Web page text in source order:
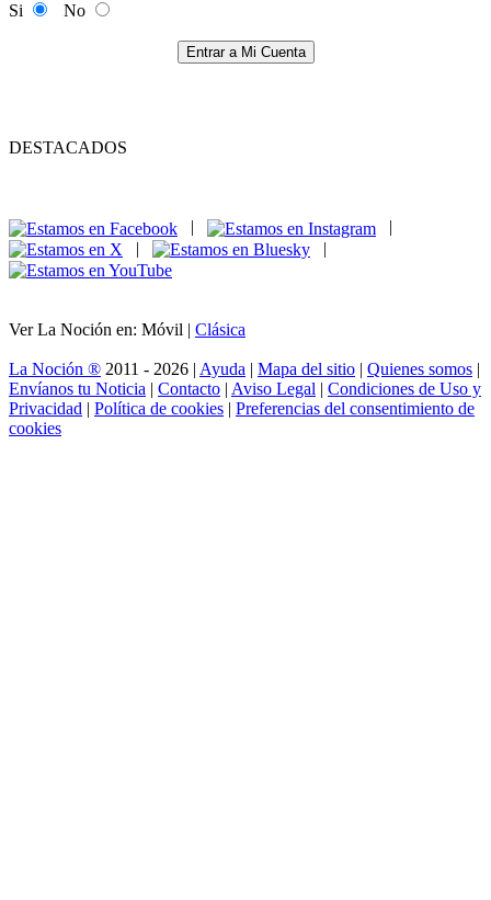
Si
No
Entrar a Mi Cuenta
DESTACADOS
|
|
|
|
Ver La Noción en: Móvil | Clásica
La Noción ® 2011 - 2026 | Ayuda | Mapa del sitio | Quienes somos |
Envíanos tu Noticia | Contacto | Aviso Legal | Condiciones de Uso y
Privacidad | Política de cookies | Preferencias del consentimiento de
cookies